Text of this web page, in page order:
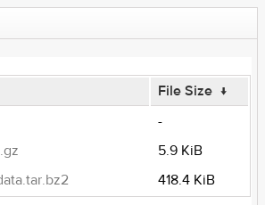
File Size ↓
-
5.9 KiB
418.4 KiB